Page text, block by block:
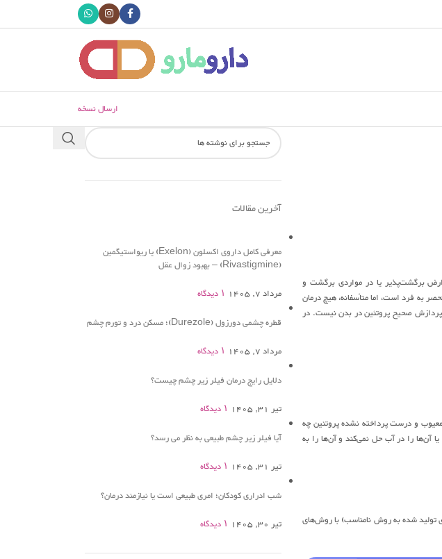
ارسال نسخه
برگشت‌پذیر یا در مواردی برگشت و
به فرد است، اما متأسفانه، هیچ درمان
پردازش صحیح پروتئین در بدن نیست. در
و درست پرداخته نشده پروتئین چه
آن‌ها را در آب حل نمی‌کند و آن‌ها را به
تولید شده به روش نامناسب) با روش‌های
آخرین مقالات
معرفی کامل داروی اکسلون (Exelon) یا ریواستیگمین
(Rivastigmine) – بهبود زوال عقل
مرداد 7, 1405
۱ دیدگاه
قطره چشمی دورزول (Durezole)؛ مسکن درد و تورم چشم
مرداد 7, 1405
۱ دیدگاه
دلایل رایج درمان فیلر زیر چشم چیست؟
تیر 31, 1405
۱ دیدگاه
آیا فیلر زیر چشم طبیعی به نظر می رسد؟
تیر 31, 1405
۱ دیدگاه
شب ادراری کودکان؛ امری طبیعی است یا نیازمند درمان؟
تیر 30, 1405
۱ دیدگاه